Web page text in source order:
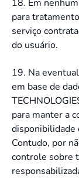
18. Em
para
serviço
do usuário.
19. Na
em base de
para manter a
disponibilidade
Contudo, por
controle sobre